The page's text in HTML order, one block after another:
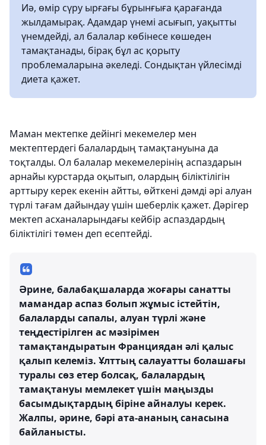
Иә, өмір сүру ырғағы бұрынғыға қарағанда
жылдамырақ. Адамдар үнемі асығып, уақытты
үнемдейді, ал балалар көбінесе көшеден
тамақтанады, бірақ бұл ас қорыту
проблемаларына әкеледі. Сондықтан үйлесімді
диета қажет.
Маман мектепке дейінгі мекемелер мен
мектептердегі балалардың тамақтануына да
тоқталды. Ол балалар мекемелерінің аспаздарын
арнайы курстарда оқытып, олардың біліктілігін
арттыру керек екенін айтты, өйткені дәмді әрі алуан
түрлі тағам дайындау үшін шеберлік қажет. Дәрігер
мектеп асханаларындағы кейбір аспаздардың
біліктілігі төмен деп есептейді.
Әрине, балабақшаларда жоғары санатты
мамандар аспаз болып жұмыс істейтін,
балаларды сапалы, алуан түрлі және
теңдестірілген ас мәзірімен
тамақтандыратын Франциядан әлі қалыс
қалып келеміз. Ұлттың салауатты болашағы
туралы сөз етер болсақ, балалардың
тамақтануы мемлекет үшін маңызды
басымдықтардың біріне айналуы керек.
Жалпы, әрине, бәрі ата-ананың санасына
байланысты.